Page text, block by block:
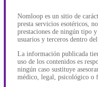
Nomloop es un sitio de
presta servicios esotéricos,
prestaciones de ningún tipo
usuarios y terceros dentro
La información publicada
uso de los contenidos es
ningún caso sustituye
médico, legal, psicológico o